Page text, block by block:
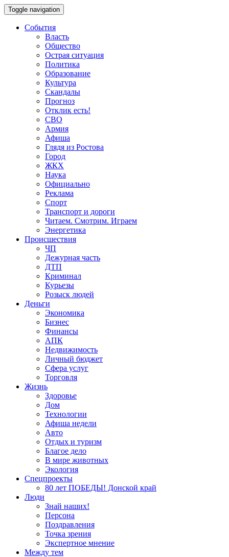
Toggle navigation
События
Власть
Общество
Острая ситуация
Политика
Образование
Культура
Скандалы
Прогноз
Отклик есть!
СВО
Армия
Афиша
Глядя из Ростова
Город
ЖКХ
Наука
Официально
Реклама
Спорт
Транспорт и дороги
Читаем. Смотрим. Играем
Энергетика
Происшествия
ЧП
Дежурная часть
ДТП
Криминал
Курьезы
Розыск людей
Деньги
Экономика
Бизнес
Финансы
АПК
Недвижимость
Личный бюджет
Сфера услуг
Торговля
Жизнь
Здоровье
Дом
Технологии
Афиша недели
Авто
Отдых и туризм
Благое дело
В мире животных
Экология
Спецпроекты
80 лет ПОБЕДЫ! Донской край
Люди
Знай наших!
Персона
Поздравления
Точка зрения
Экспертное мнение
Между тем